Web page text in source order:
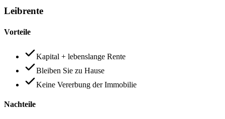
Leibrente
Vorteile
Kapital + lebenslange Rente
Bleiben Sie zu Hause
Keine Vererbung der Immobilie
Nachteile